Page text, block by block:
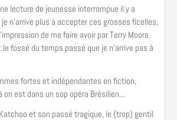
lecture de jeunesse interrompue il y a
n’arrive plus à accepter ces grosses ficelles,
de me faire avoir par Terry Moore.
le fossé du temps passé que je n’arrive pas à
fortes et indépendantes en fiction,
on est dans un sop opéra Brésilien…
et son passé tragique, le (trop) gentil